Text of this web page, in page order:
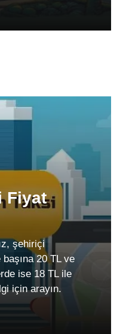
Fiyat
şehiriçi
20 TL ve
ise 18 TL ile
için arayın.